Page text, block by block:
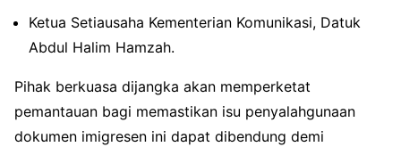
Ketua Setiausaha Kementerian Komunikasi, Datuk
Abdul Halim Hamzah.
Pihak berkuasa dijangka akan memperketat
pemantauan bagi memastikan isu penyalahgunaan
dokumen imigresen ini dapat dibendung demi